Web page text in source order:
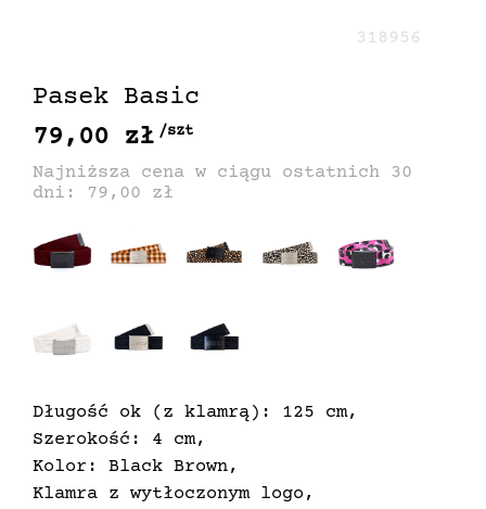
Pasek Basic
318956
79,00 zł /szt
Najniższa cena w ciągu ostatnich 30
dni: 79,00 zł
Długość ok (z klamrą): 125 cm,
Szerokość: 4 cm,
Kolor: Black Brown,
Klamra z wytłoczonym logo,